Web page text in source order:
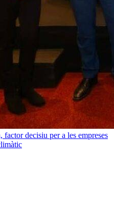
factor decisiu per a les empreses